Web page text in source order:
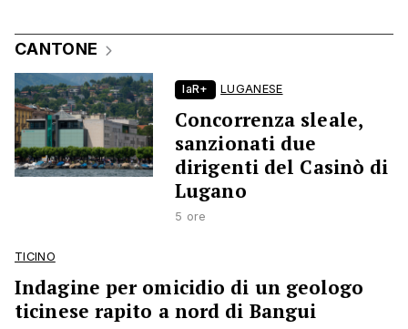
CANTONE
laR+ LUGANESE
Concorrenza sleale,
sanzionati due
dirigenti del Casinò di
Lugano
5 ore
TICINO
Indagine per omicidio di un geologo
ticinese rapito a nord di Bangui